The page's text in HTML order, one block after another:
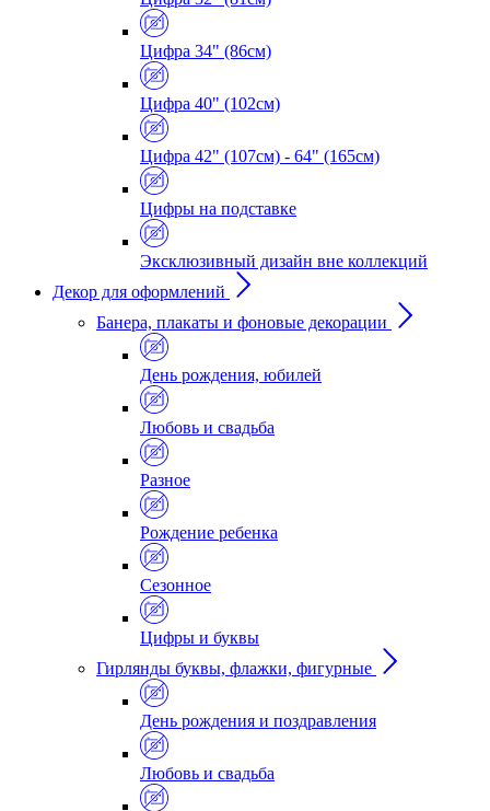
Цифра 34" (86см)
Цифра 40" (102см)
Цифра 42" (107см) - 64" (165см)
Цифры на подставке
Эксклюзивный дизайн вне коллекций
Декор для оформлений
Банера, плакаты и фоновые декорации
День рождения, юбилей
Любовь и свадьба
Разное
Рождение ребенка
Сезонное
Цифры и буквы
Гирлянды буквы, флажки, фигурные
День рождения и поздравления
Любовь и свадьба